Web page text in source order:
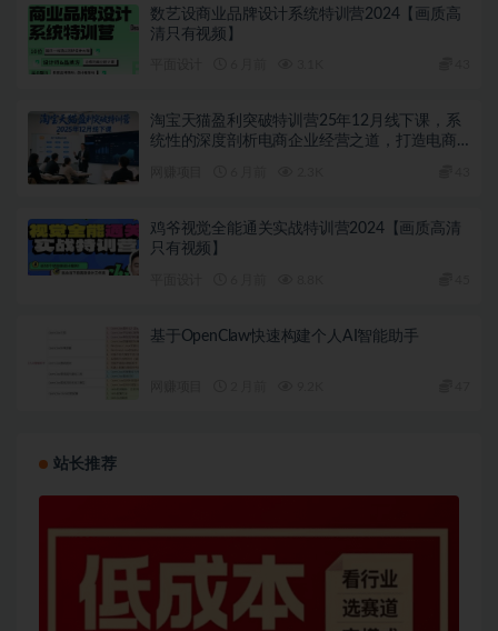
数艺设商业品牌设计系统特训营2024【画质高
清只有视频】
淘宝天猫盈利突破特训营25年12月线下课，系
统性的深度剖析电商企业经营之道，打造电商
鸡爷视觉全能通关实战特训营2024【画质高清
只有视频】
基于OpenClaw快速构建个人AI智能助手
站长推荐